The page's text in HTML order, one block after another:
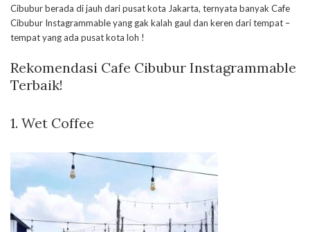
Cibubur berada di jauh dari pusat kota Jakarta, ternyata banyak Cafe
Cibubur Instagrammable yang gak kalah gaul dan keren dari tempat –
tempat yang ada pusat kota loh !
Rekomendasi Cafe Cibubur Instagrammable
Terbaik!
1. Wet Coffee